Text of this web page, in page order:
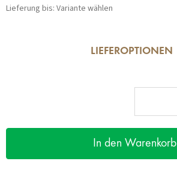
Lieferung bis: Variante wählen
LIEFEROPTIONEN
In den Warenkorb